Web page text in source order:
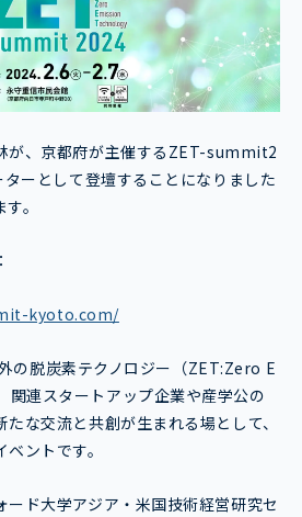
が、京都府が主催するZET-summit2
ーとして登壇することになりました
。
kyoto.com/
脱炭素テクノロジー（ZET:Zero E
連スタートアップ企業や産学公の
な交流と共創が生まれる場として、
ントです。
ド大学アジア・米国技術経営研究セ